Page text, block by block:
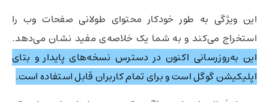
این ویژگی به طور خودکار محتوای طولانی صفحات وب را
استخراج می‌کند و به شما یک خلاصه‌ی مفید نشان می‌دهد.
این به‌روزرسانی اکنون در دسترس نسخه‌های پایدار و بتای
اپلیکیشن گوگل است و برای تمام کاربران قابل استفاده است.